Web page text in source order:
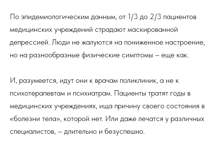
По эпидемиологическим данным, от 1/3 до 2/3 пациентов
медицинских учреждений страдают маскированной
депрессией. Люди не жалуются на пониженное настроение,
но на разнообразные физические симптомы – еще как.
И, разумеется, идут они к врачам поликлиник, а не к
психотерапевтам и психиатрам. Пациенты тратят годы в
медицинских учреждениях, ища причину своего состояния в
«болезни тела», которой нет. Или даже лечатся у различных
специалистов, – длительно и безуспешно.